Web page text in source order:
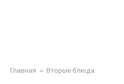
Главная » Вторые блюда